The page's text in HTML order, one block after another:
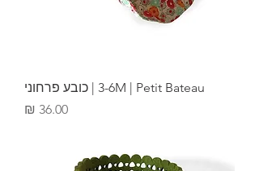
3-6M | Petit Bateau | כובע פרחוני
מחיר